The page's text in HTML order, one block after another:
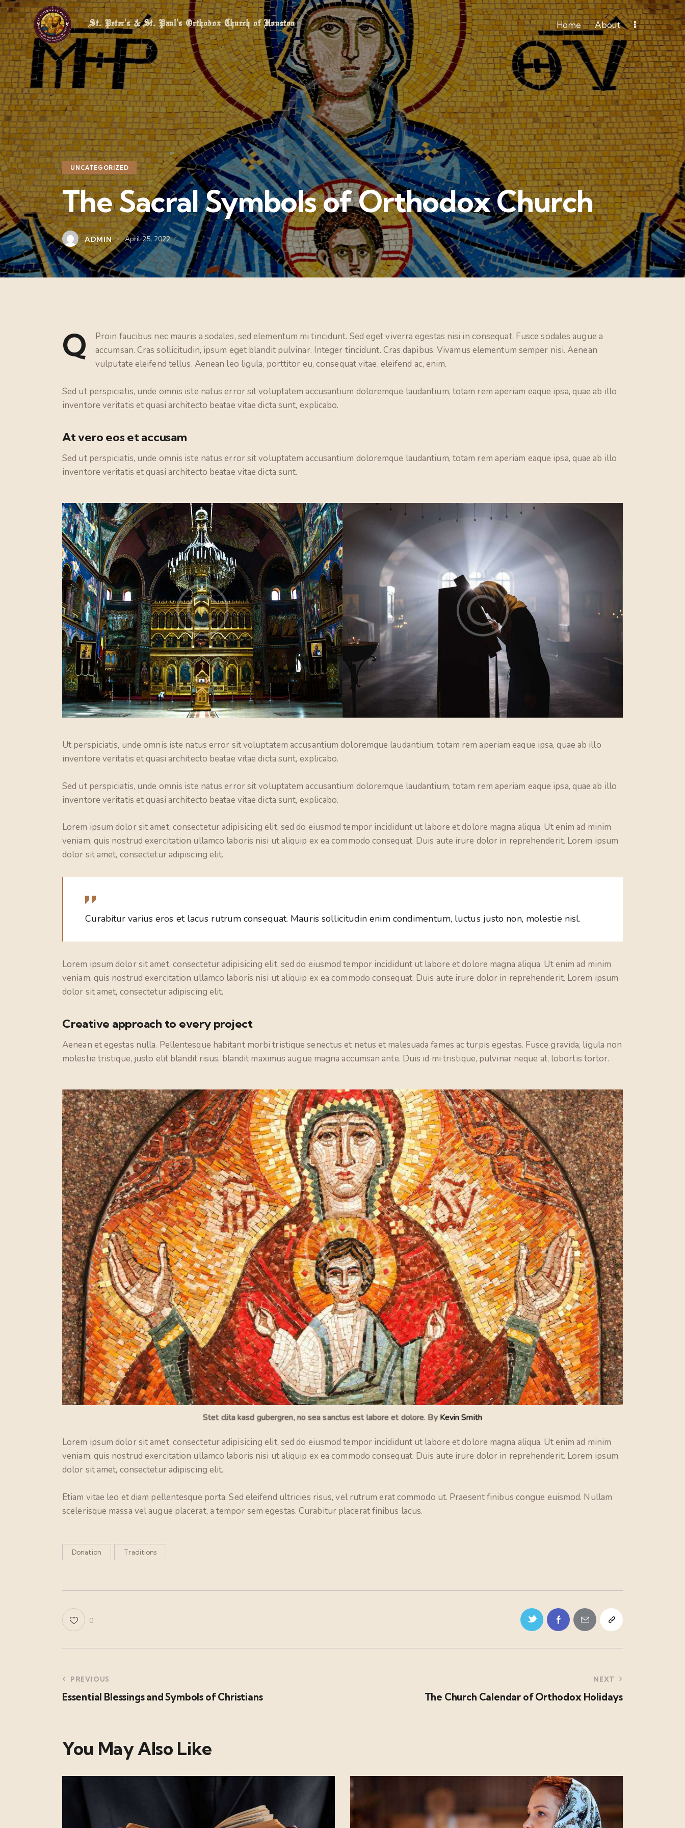
St. Peter's & St. Paul's Orthodox Church of Houston Home About
St. Peter's & St. Paul's Orthodox Church of Houston Home About Spiritual Organization
UNCATEGORIZED
The Sacral Symbols of Orthodox Church
ADMIN April 25, 2022
Q
Proin faucibus nec mauris a sodales, sed elementum mi tincidunt. Sed eget viverra egestas nisi in consequat. Fusce sodales augue a
accumsan. Cras sollicitudin, ipsum eget blandit pulvinar. Integer tincidunt. Cras dapibus. Vivamus elementum semper nisi. Aenean
vulputate eleifend tellus. Aenean leo ligula, porttitor eu, consequat vitae, eleifend ac, enim.
Sed ut perspiciatis, unde omnis iste natus error sit voluptatem accusantium doloremque laudantium, totam rem aperiam eaque ipsa, quae ab illo
inventore veritatis et quasi architecto beatae vitae dicta sunt, explicabo.
At vero eos et accusam
Sed ut perspiciatis, unde omnis iste natus error sit voluptatem accusantium doloremque laudantium, totam rem aperiam eaque ipsa, quae ab illo
inventore veritatis et quasi architecto beatae vitae dicta sunt.
Ut perspiciatis, unde omnis iste natus error sit voluptatem accusantium doloremque laudantium, totam rem aperiam eaque ipsa, quae ab illo
inventore veritatis et quasi architecto beatae vitae dicta sunt, explicabo.
Sed ut perspiciatis, unde omnis iste natus error sit voluptatem accusantium doloremque laudantium, totam rem aperiam eaque ipsa, quae ab illo
inventore veritatis et quasi architecto beatae vitae dicta sunt, explicabo.
Lorem ipsum dolor sit amet, consectetur adipisicing elit, sed do eiusmod tempor incididunt ut labore et dolore magna aliqua. Ut enim ad minim
veniam, quis nostrud exercitation ullamco laboris nisi ut aliquip ex ea commodo consequat. Duis aute irure dolor in reprehenderit. Lorem ipsum
dolor sit amet, consectetur adipiscing elit.
Curabitur varius eros et lacus rutrum consequat. Mauris sollicitudin enim condimentum, luctus justo non, molestie nisl.
Lorem ipsum dolor sit amet, consectetur adipisicing elit, sed do eiusmod tempor incididunt ut labore et dolore magna aliqua. Ut enim ad minim
veniam, quis nostrud exercitation ullamco laboris nisi ut aliquip ex ea commodo consequat. Duis aute irure dolor in reprehenderit. Lorem ipsum
dolor sit amet, consectetur adipiscing elit.
Creative approach to every project
Aenean et egestas nulla. Pellentesque habitant morbi tristique senectus et netus et malesuada fames ac turpis egestas. Fusce gravida, ligula non
molestie tristique, justo elit blandit risus, blandit maximus augue magna accumsan ante. Duis id mi tristique, pulvinar neque at, lobortis tortor.
Stet clita kasd gubergren, no sea sanctus est labore et dolore. ByKevin Smith
Lorem ipsum dolor sit amet, consectetur adipisicing elit, sed do eiusmod tempor incididunt ut labore et dolore magna aliqua. Ut enim ad minim
veniam, quis nostrud exercitation ullamco laboris nisi ut aliquip ex ea commodo consequat. Duis aute irure dolor in reprehenderit. Lorem ipsum
dolor sit amet, consectetur adipiscing elit.
Etiam vitae leo et diam pellentesque porta. Sed eleifend ultricies risus, vel rutrum erat commodo ut. Praesent finibus congue euismod. Nullam
scelerisque massa vel augue placerat, a tempor sem egestas. Curabitur placerat finibus lacus.
Donation Traditions
0
PREVIOUS
Essential Blessings and Symbols of Christians
NEXT
The Church Calendar of Orthodox Holidays
You May Also Like